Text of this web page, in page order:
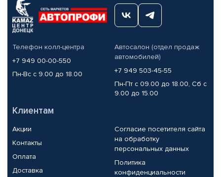
Телефон колл-центра
+7 949 00-00-550
Пн-Вс с 9.00 до 18.00
Автосалон (отдел продаж
автомобилей)
+7 949 503-45-55
Пн-Пт с 09.00 до 18.00, Сб с
9.00 до 15.00
Клиентам
Акции
Контакты
Оплата
Доставка
Согласие посетителя сайта
на обработку
персональных данных
Политика
конфиденциальности